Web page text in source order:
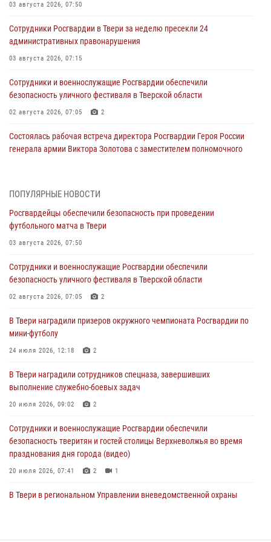
03 августа 2026, 07:50
Сотрудники Росгвардии в Твери за неделю пресекли 24
административных правонарушения
03 августа 2026, 07:15
Сотрудники и военнослужащие Росгвардии обеспечили
безопасность уличного фестиваля в Тверской области
02 августа 2026, 07:05 2
Состоялась рабочая встреча директора Росгвардии Героя России
генерала армии Виктора Золотова с заместителем полномочного
31 июля 2026, 05:42 4
Росгвардейцы в Твери приняли участие в молебне, посвященном
Дню Крещения Руси
28 июля 2026, 11:30
Сотрудники вневедомственной охраны совершили 250 выездов и
пресекли 20 правонарушений за неделю в Тверской области
27 июля 2026, 08:29
В Твери наградили призеров окружного чемпионата Росгвардии по
мини-футболу
24 июля 2026, 12:18 2
Росгвардейцы оказали помощь водителю на дороге в городе Кашин
22 июля 2026, 08:35
ПОПУЛЯРНЫЕ НОВОСТИ
Росгвардейцы обеспечили безопасность при проведении
футбольного матча в Твери
03 августа 2026, 07:50
Сотрудники и военнослужащие Росгвардии обеспечили
безопасность уличного фестиваля в Тверской области
02 августа 2026, 07:05 2
В Твери наградили призеров окружного чемпионата Росгвардии по
мини-футболу
24 июля 2026, 12:18 2
В Твери наградили сотрудников спецназа, завершивших
выполнение служебно-боевых задач
20 июля 2026, 09:02 2
Сотрудники и военнослужащие Росгвардии обеспечили
безопасность тверитян и гостей столицы Верхневолжья во время
празднования дня города (видео)
20 июля 2026, 07:41 2 1
В Твери в региональном Управлении вневедомственной охраны